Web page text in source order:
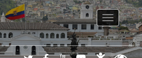
Toggle
navigation